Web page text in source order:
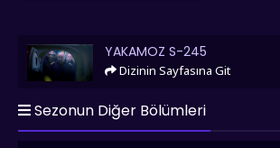
Yakamoz S-245 YAKAMOZ S-245
Dizinin Sayfasına Git
Sezonun Diğer Bölümleri